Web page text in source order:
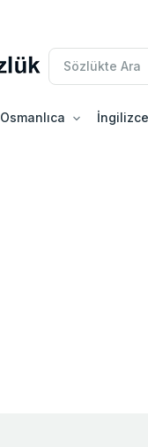
Osmanlıca İngilizce